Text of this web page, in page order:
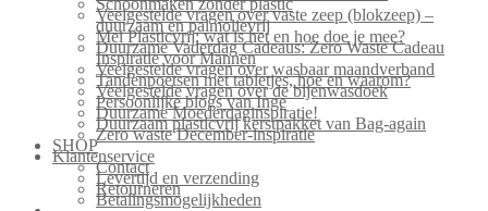
Schoonmaken zonder plastic
Veelgestelde vragen over vaste zeep (blokzeep) –
duurzaam en palmolievrij
Mei Plasticvrij: wat is het en hoe doe je mee?
Duurzame Vaderdag Cadeaus: Zero Waste Cadeau
Inspiratie voor Mannen
Veelgestelde vragen over wasbaar maandverband
Tandenpoetsen met tabletjes, hoe en waarom?
Veelgestelde vragen over de bijenwasdoek
Persoonlijke blogs van Inge
Duurzame Moederdaginspiratie!
Duurzaam plasticvrij kerstpakket van Bag-again
Zero waste December-inspiratie
SHOP
Klantenservice
Contact
Levertijd en verzending
Retourneren
Betalingsmogelijkheden